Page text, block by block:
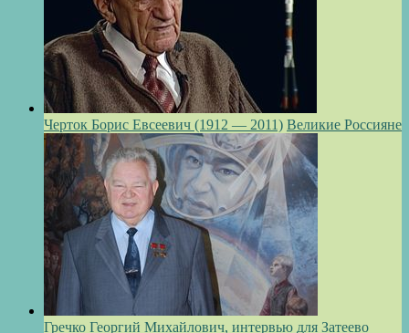
Черток Борис Евсеевич (1912 — 2011) Великие Россияне
Гречко Георгий Михайлович, интервью для Затеево